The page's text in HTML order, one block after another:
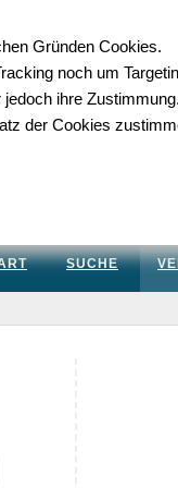
SUCHE
Gründen Cookies.
noch um
ihre Zustimmung.
der Cookies